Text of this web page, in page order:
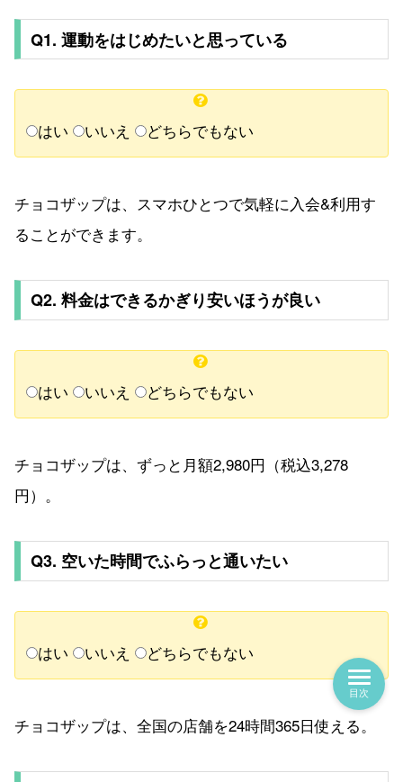
Q1. 運動をはじめたいと思っている
はい いいえ どちらでもない
チョコザップは、スマホひとつで気軽に入会&利用す
ることができます。
Q2. 料金はできるかぎり安いほうが良い
はい いいえ どちらでもない
チョコザップは、ずっと月額2,980円（税込3,278
円）。
Q3. 空いた時間でふらっと通いたい
はい いいえ どちらでもない
チョコザップは、全国の店舗を24時間365日使える。
目次